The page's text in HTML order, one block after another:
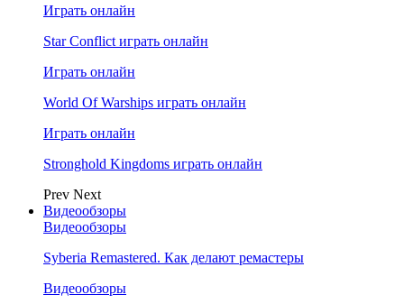
Играть онлайн
Star Conflict играть онлайн
Играть онлайн
World Of Warships играть онлайн
Играть онлайн
Stronghold Kingdoms играть онлайн
Prev Next
Видеообзоры
Видеообзоры
Syberia Remastered. Как делают ремастеры
Видеообзоры